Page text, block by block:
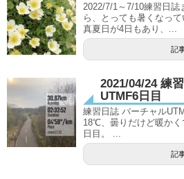
2022/7/1～7/10練習日
ら、とっても暑くなっ
真夏日が4日もあり、...
記
2021/04/24 練
UTMF6日目
練習日誌 バーチャル
18℃、曇りだけど暖か
日目。 ...
記